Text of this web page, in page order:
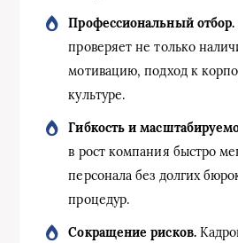
Профессиональный отбор.
проверяет не только
мотивацию, подход к
культуре.
Гибкость и
в рост компания быстро
персонала без долгих
процедур.
Сокращение рисков.